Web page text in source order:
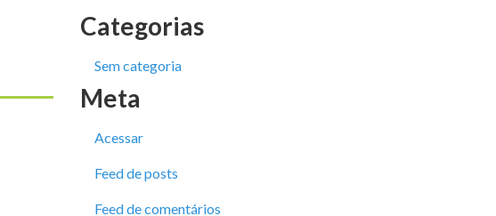
Categorias
Sem categoria
Meta
Acessar
Feed de posts
Feed de comentários